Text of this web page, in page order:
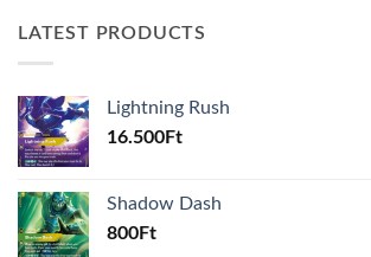
LATEST PRODUCTS
Lightning Rush
16.500Ft
Shadow Dash
800Ft